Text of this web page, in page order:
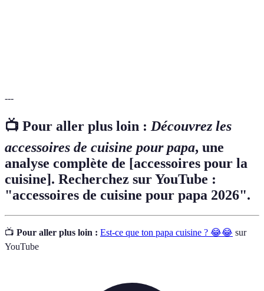
---
📺 Pour aller plus loin : Découvrez les
accessoires de cuisine pour papa, une
analyse complète de [accessoires pour la
cuisine]. Recherchez sur YouTube :
"accessoires de cuisine pour papa 2026".
📺 Pour aller plus loin : Est-ce que ton papa cuisine ? 😂😂 sur
YouTube